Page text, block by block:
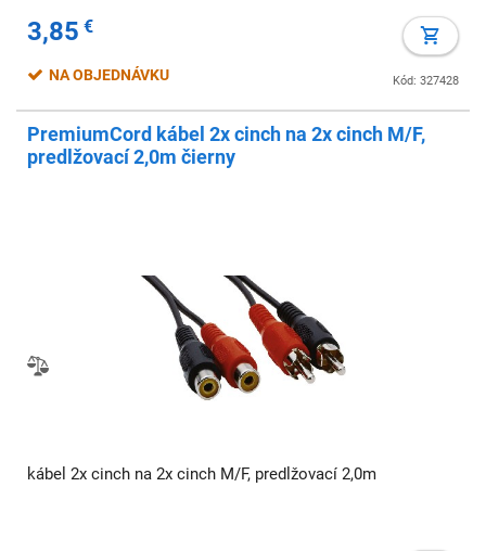
3,85 €
Kód: 327428
NA OBJEDNÁVKU
PremiumCord kábel 2x cinch na 2x cinch M/F,
predlžovací 2,0m čierny
kábel 2x cinch na 2x cinch M/F, predlžovací 2,0m